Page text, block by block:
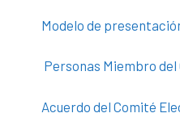
Modelo de
Personas Miembro
Acuerdo del Comité